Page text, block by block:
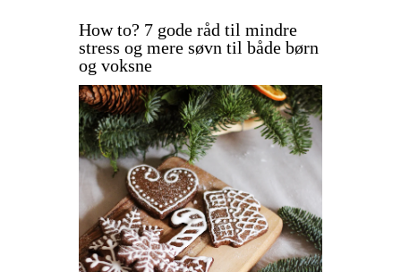
How to? 7 gode råd til mindre
stress og mere søvn til både børn
og voksne